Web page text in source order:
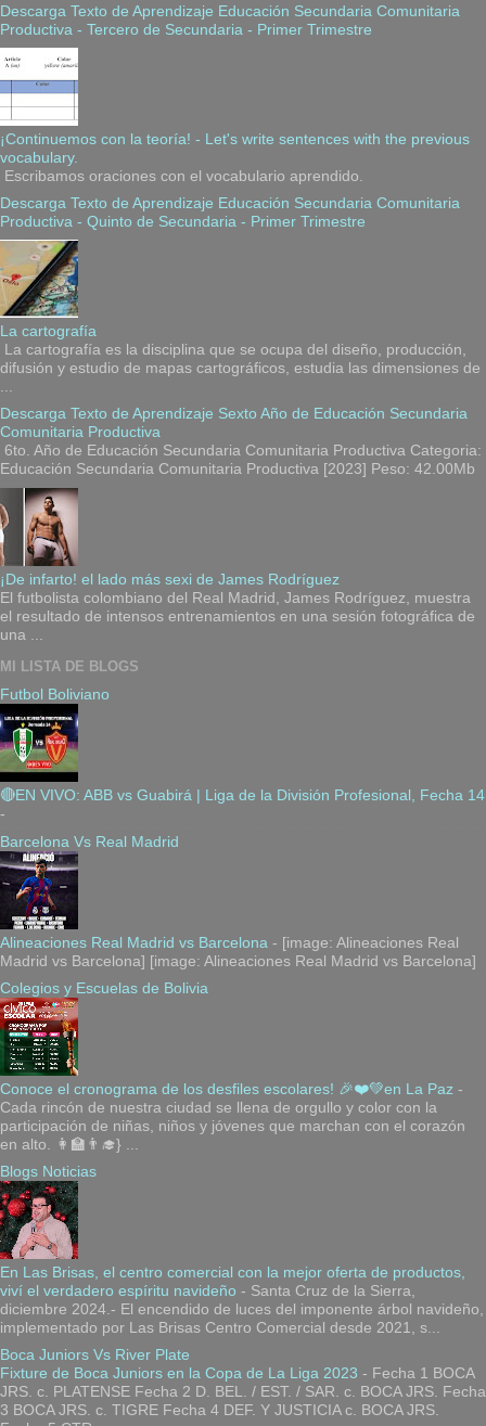
Descarga Texto de Aprendizaje Educación Secundaria Comunitaria
Productiva - Tercero de Secundaria - Primer Trimestre
¡Continuemos con la teoría! - Let's write sentences with the previous
vocabulary.
Escribamos oraciones con el vocabulario aprendido.
Descarga Texto de Aprendizaje Educación Secundaria Comunitaria
Productiva - Quinto de Secundaria - Primer Trimestre
La cartografía
La cartografía es la disciplina que se ocupa del diseño, producción,
difusión y estudio de mapas cartográficos, estudia las dimensiones de
...
Descarga Texto de Aprendizaje Sexto Año de Educación Secundaria
Comunitaria Productiva
6to. Año de Educación Secundaria Comunitaria Productiva Categoria:
Educación Secundaria Comunitaria Productiva [2023] Peso: 42.00Mb
¡De infarto! el lado más sexi de James Rodríguez
El futbolista colombiano del Real Madrid, James Rodríguez, muestra
el resultado de intensos entrenamientos en una sesión fotográfica de
una ...
MI LISTA DE BLOGS
Futbol Boliviano
🔴EN VIVO: ABB vs Guabirá | Liga de la División Profesional, Fecha 14
-
Barcelona Vs Real Madrid
Alineaciones Real Madrid vs Barcelona - [image: Alineaciones Real
Madrid vs Barcelona] [image: Alineaciones Real Madrid vs Barcelona]
Colegios y Escuelas de Bolivia
Conoce el cronograma de los desfiles escolares! 🎉❤️💚en La Paz -
Cada rincón de nuestra ciudad se llena de orgullo y color con la
participación de niñas, niños y jóvenes que marchan con el corazón
en alto. 👩‍🏫👨‍🎓} ...
Blogs Noticias
En Las Brisas, el centro comercial con la mejor oferta de productos,
viví el verdadero espíritu navideño - Santa Cruz de la Sierra,
diciembre 2024.- El encendido de luces del imponente árbol navideño,
implementado por Las Brisas Centro Comercial desde 2021, s...
Boca Juniors Vs River Plate
Fixture de Boca Juniors en la Copa de La Liga 2023 - Fecha 1 BOCA
JRS. c. PLATENSE Fecha 2 D. BEL. / EST. / SAR. c. BOCA JRS. Fecha
3 BOCA JRS. c. TIGRE Fecha 4 DEF. Y JUSTICIA c. BOCA JRS.